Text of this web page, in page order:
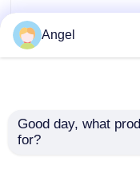
품질 관리
연락주세요
0.69인치 화이트/블
Angel
Good day, what
for?